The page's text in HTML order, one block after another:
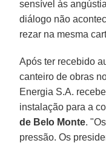
sensível às
diálogo não
rezar na mesma
Após ter recebido
canteiro de obras
Energia S.A.
instalação para a
de Belo Monte.
pressão. Os